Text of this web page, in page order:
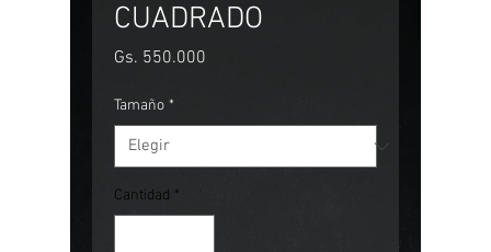
CUADRADO
Gs. 550.000
Tamaño *
Cantidad *